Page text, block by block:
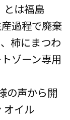
とは福島
過程で廃棄
柿にまつわ
ゾーン専用
の声から開
オイル